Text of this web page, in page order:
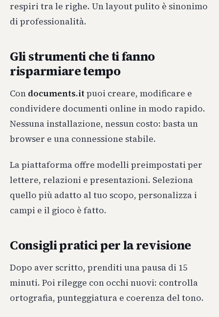
respiri tra le righe. Un layout pulito è sinonimo
di professionalità.
Gli strumenti che ti fanno
risparmiare tempo
Con documents.it puoi creare, modificare e
condividere documenti online in modo rapido.
Nessuna installazione, nessun costo: basta un
browser e una connessione stabile.
La piattaforma offre modelli preimpostati per
lettere, relazioni e presentazioni. Seleziona
quello più adatto al tuo scopo, personalizza i
campi e il gioco è fatto.
Consigli pratici per la revisione
Dopo aver scritto, prenditi una pausa di 15
minuti. Poi rilegge con occhi nuovi: controlla
ortografia, punteggiatura e coerenza del tono.